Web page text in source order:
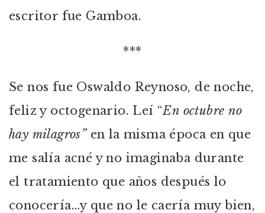
escritor fue Gamboa.
***
Se nos fue Oswaldo Reynoso, de noche,
feliz y octogenario. Leí “En octubre no
hay milagros”en la misma época en que
me salía acné y no imaginaba durante
el tratamiento que años después lo
conocería…y que no le caería muy bien,